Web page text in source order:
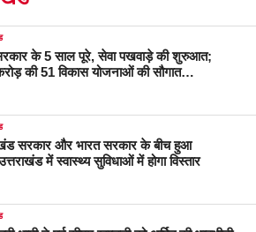
के 5 साल पूरे, सेवा पखवाड़े की शुरुआत;
की 51 विकास योजनाओं की सौगात…
सरकार और भारत सरकार के बीच हुआ
में स्वास्थ्य सुविधाओं में होगा विस्तार